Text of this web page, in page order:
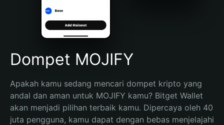
Português (Brasil)
Español (Argentina)
Dompet MOJIFY
Apakah kamu sedang mencari dompet kripto yang
andal dan aman untuk MOJIFY kamu? Bitget Wallet
akan menjadi pilihan terbaik kamu. Dipercaya oleh 40
juta pengguna, kamu dapat dengan bebas menjelajahi